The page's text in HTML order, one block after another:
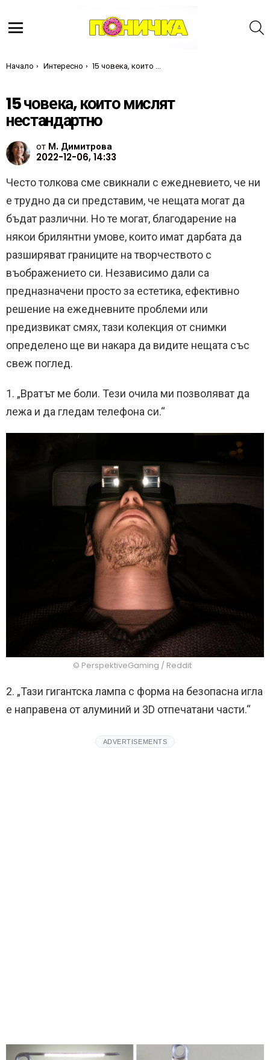
Ти си тук:
Начало Интересно 15 човека, които мислят нестандартно
15 човека, които мислят
нестандартно
от М. Димитрова
2022-12-06, 14:33
Често толкова сме свикнали с ежедневието, че ни
е трудно да си представим, че нещата могат да
бъдат различни. Но те могат, благодарение на
някои брилянтни умове, които имат дарбата да
разширяват границите на творчеството с
въображението си. Независимо дали са
предназначени просто за естетика, ефективно
решение на ежедневните проблеми или
предизвикат смях, тази колекция от снимки
определено ще ви накара да видите нещата със
свеж поглед.
1. „Вратът ме боли. Тези очила ми позволяват да
лежа и да гледам телефона си.“
© PerspektiveGaming / Reddit
2. „Тази гигантска лампа с форма на безопасна игла
е направена от алуминий и 3D отпечатани части.“
ADVERTISEMENTS